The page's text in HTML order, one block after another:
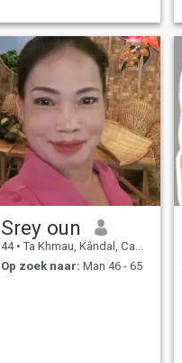
Srey oun
44 • Ta Khmau, Kândal, Cambodja
Op zoek naar: Man 46 - 65